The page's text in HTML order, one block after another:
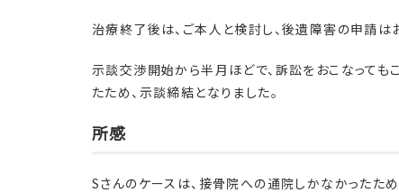
治療終了後は、ご本人と検討し、後遺障害の申請は
示談交渉開始から半月ほどで、訴訟をおこなっても
たため、示談締結となりました。
所感
Sさんのケースは、接骨院への通院しかなかったた